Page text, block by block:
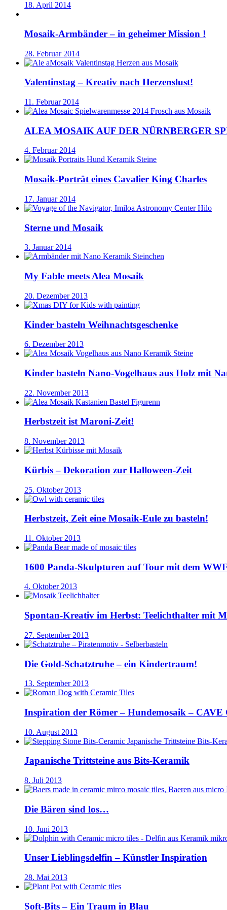
18. April 2014
Mosaik-Armbänder – in geheimer Mission !
28. Februar 2014
Valentinstag – Kreativ nach Herzenslust!
11. Februar 2014
ALEA MOSAIK AUF DER NÜRNBERGER
4. Februar 2014
Mosaik-Porträt eines Cavalier King Charles
17. Januar 2014
Sterne und Mosaik
3. Januar 2014
My Fable meets Alea Mosaik
20. Dezember 2013
Kinder basteln Weihnachtsgeschenke
6. Dezember 2013
Kinder basteln Nano-Vogelhaus aus Holz mit
22. November 2013
Herbstzeit ist Maroni-Zeit!
8. November 2013
Kürbis – Dekoration zur Halloween-Zeit
25. Oktober 2013
Herbstzeit, Zeit eine Mosaik-Eule zu basteln!
11. Oktober 2013
1600 Panda-Skulpturen auf Tour mit dem WWF
4. Oktober 2013
Spontan-Kreativ im Herbst: Teelichthalter mit
27. September 2013
Die Gold-Schatztruhe – ein Kindertraum!
13. September 2013
Inspiration der Römer – Hundemosaik –
10. August 2013
Japanische Trittsteine aus Bits-Keramik
8. Juli 2013
Die Bären sind los…
10. Juni 2013
Unser Lieblingsdelfin – Künstler Inspiration
28. Mai 2013
Soft-Bits – Ein Traum in Blau